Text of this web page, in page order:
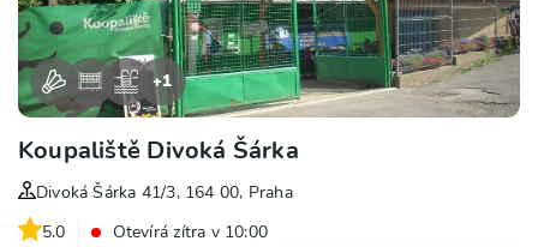
+1
Koupaliště Divoká Šárka
Divoká Šárka 41/3, 164 00, Praha
5.0
Otevírá zítra v 10:00